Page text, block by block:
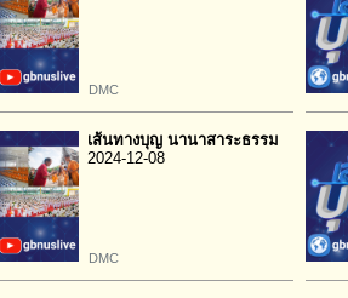
DMC
เส้นทางบุญ นานาสาระธรรม
2024-12-08
DMC